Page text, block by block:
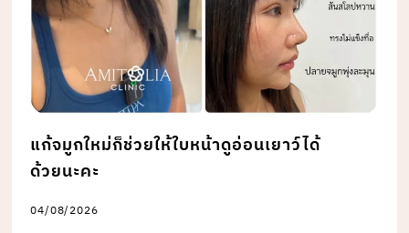
แก้จมูกใหม่ก็ช่วยให้ใบหน้าดูอ่อนเยาว์ได้
ด้วยนะคะ
04/08/2026